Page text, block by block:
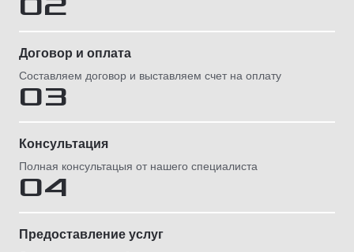
02
Договор и оплата
Составляем договор и выставляем счет на оплату
03
Консультация
Полная консультацыя от нашего специалиста
04
Предоставление услуг